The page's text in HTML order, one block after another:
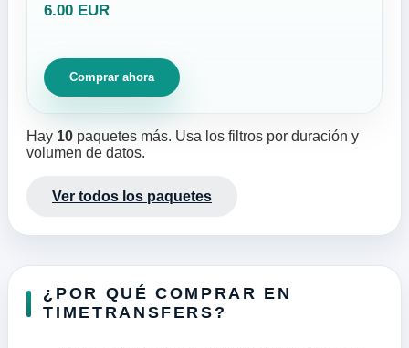
6.00 EUR
Comprar ahora
Hay 10 paquetes más. Usa los filtros por duración y
volumen de datos.
Ver todos los paquetes
¿POR QUÉ COMPRAR EN
TIMETRANSFERS?